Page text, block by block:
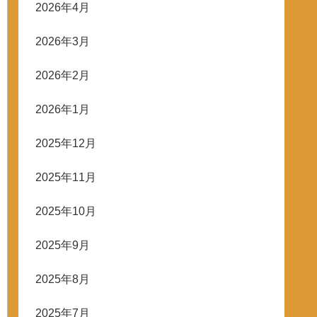
2026年4月
2026年3月
2026年2月
2026年1月
2025年12月
2025年11月
2025年10月
2025年9月
2025年8月
2025年7月